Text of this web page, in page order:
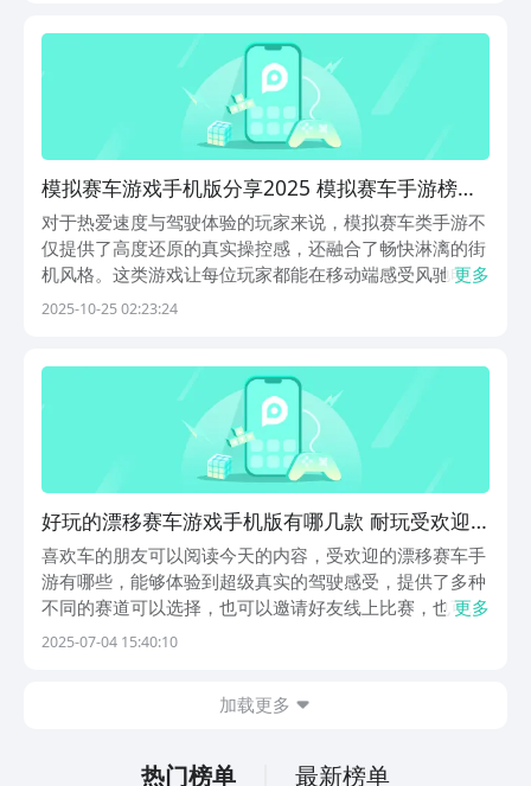
出...
模拟赛车游戏手机版分享2025 模拟赛车手游榜单
合集2025
对于热爱速度与驾驶体验的玩家来说，模拟赛车类手游不
仅提供了高度还原的真实操控感，还融合了畅快淋漓的街
机风格。这类游戏让每位玩家都能在移动端感受风驰电掣
的激情，无论偏好真实拟真还是创意竞速，以下这几款作
更多
2025-10-25 02:23:24
好玩的漂移赛车游戏手机版有哪几款 耐玩受欢迎
的赛车手游分享2025
喜欢车的朋友可以阅读今天的内容，受欢迎的漂移赛车手
游有哪些，能够体验到超级真实的驾驶感受，提供了多种
不同的赛道可以选择，也可以邀请好友线上比赛，也可以
切换不同的赛车类型，选择不同的场景，体验不同的比
更多
2025-07-04 15:40:10
加载更多
热门榜单 最新榜单